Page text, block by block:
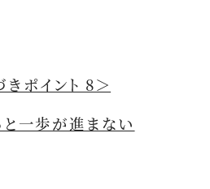
きポイント 8＞
一歩が進まない